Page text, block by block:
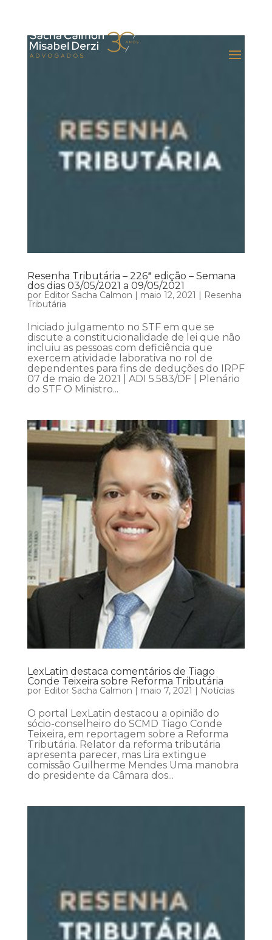
Resenha Tributária – 226ª edição – Semana
dos dias 03/05/2021 a 09/05/2021
por Editor Sacha Calmon maio 12, 2021
Resenha
Tributária
Iniciado julgamento no STF em que se
discute a constitucionalidade de lei que não
incluiu as pessoas com deficiência que
exercem atividade laborativa no rol de
dependentes para fins de deduções do IRPF
07 de maio de 2021 | ADI 5.583/DF | Plenário
do STF O Ministro...
LexLatin destaca comentários de Tiago
Conde Teixeira sobre Reforma Tributária
por Editor Sacha Calmon | maio 7, 2021 | Notícias
O portal LexLatin destacou a opinião do
sócio-conselheiro do SCMD Tiago Conde
Teixeira, em reportagem sobre a Reforma
Tributária. Relator da reforma tributária
apresenta parecer, mas Lira extingue
comissão Guilherme Mendes Uma manobra
do presidente da Câmara dos...